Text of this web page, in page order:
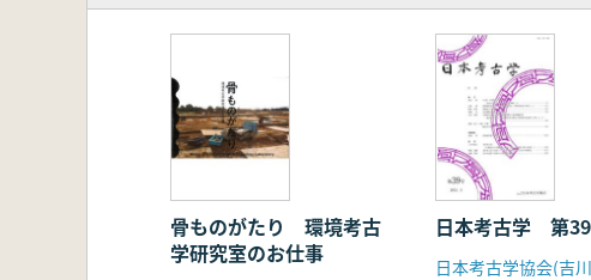
る。第Ⅰ部は、当該期の動物遺存体が豊
した博士論文に大幅加筆修正)。第Ⅱ部は
である。
【英文要旨】
ZOOARCHAEOLOGY OF THE EARLIEST
YAMAZAKI, Takeshi
SUMMARY※左のリンクから英文要旨の
骨ものがたり 環境考古
学研究室のお仕事
日本考古学 第